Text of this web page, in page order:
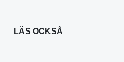
LÄS OCKSÅ